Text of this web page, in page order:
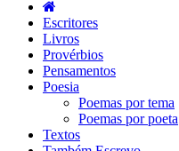
Escritores
Livros
Provérbios
Pensamentos
Poesia
Poemas por tema
Poemas por poeta
Textos